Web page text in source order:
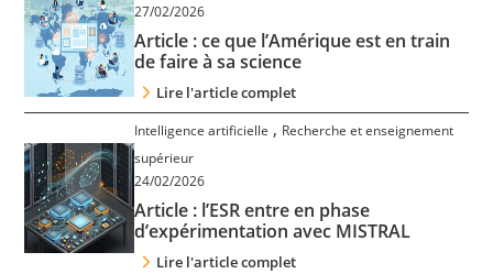
27/02/2026
Article : ce que l’Amérique est en train
de faire à sa science
Lire l'article complet
Intelligence artificielle , Recherche et enseignement
supérieur
24/02/2026
Article : l’ESR entre en phase
d’expérimentation avec MISTRAL
Lire l'article complet